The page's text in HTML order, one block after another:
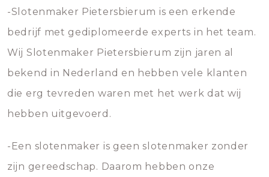
-Slotenmaker Pietersbierum is een erkende
bedrijf met gediplomeerde experts in het team.
Wij Slotenmaker Pietersbierum zijn jaren al
bekend in Nederland en hebben vele klanten
die erg tevreden waren met het werk dat wij
hebben uitgevoerd.
-Een slotenmaker is geen slotenmaker zonder
zijn gereedschap. Daarom hebben onze